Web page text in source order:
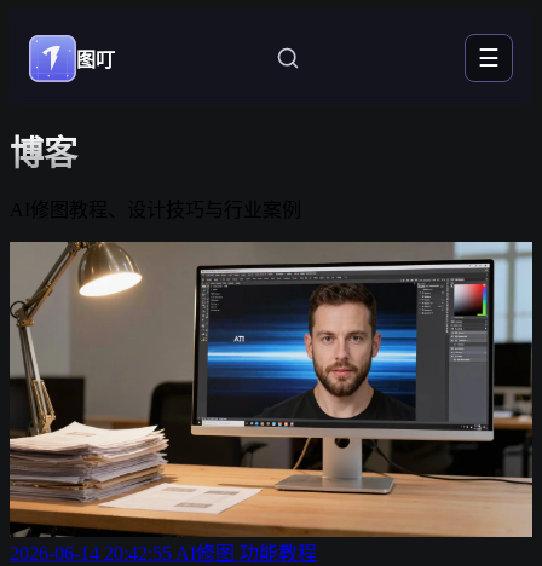
图叮 ☰
博客
2026-06-14 20:42:55 AI修图 功能教程